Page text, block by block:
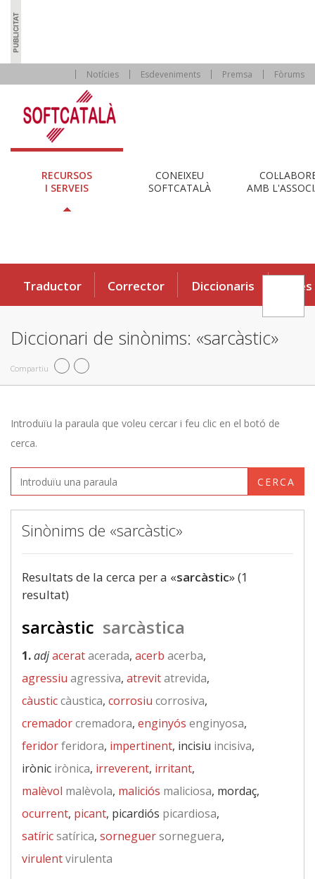
Notícies Esdeveniments Premsa Fòrums
RECURSOS
I SERVEIS
CONEIXEU
SOFTCATALÀ
AMB
Traductor Corrector Diccionaris Eines
Diccionari de sinònims: «sarcàstic»
Compartiu
Introduïu la paraula que voleu cercar i feu clic en el botó de
cerca.
CERCA
Sinònims de «sarcàstic»
Resultats de la cerca per a «sarcàstic» (1
resultat)
sarcàstic sarcàstica
1.adjaceratacerada, acerb acerba,
agressiu agressiva, atrevitatrevida,
càusticcàustica, corrosiu corrosiva,
cremadorcremadora, enginyós enginyosa,
feridorferidora, impertinent, incisiu incisiva,
irònic irònica, irreverent, irritant,
malèvol malèvola, maliciós maliciosa, mordaç,
ocurrent, picant, picardiós picardiosa,
satíricsatírica, sorneguersorneguera,
virulentvirulenta